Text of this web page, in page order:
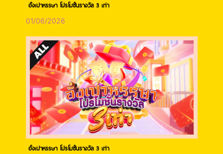
อั่งเปาหรรษา โปรโมชั่นรางวัล 3 เท่า
01/06/2026
อั่งเปาหรรษา โปรโมชั่นรางวัล 3 เท่า